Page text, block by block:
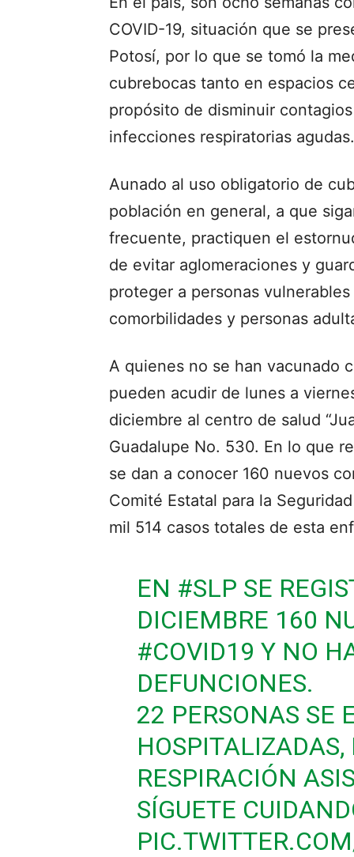
COVID-19, situación que se
Potosí, por lo que se tomó la
cubrebocas tanto en espacios
propósito de disminuir
infecciones respiratorias agudas.
Aunado al uso obligatorio de
población en general, a que
frecuente, practiquen el
de evitar aglomeraciones y
proteger a personas
comorbilidades y personas
A quienes no se han vacunado
pueden acudir de lunes a
diciembre al centro de salud
Guadalupe No. 530. En lo que
se dan a conocer 160 nuevos
Comité Estatal para la
mil 514 casos totales de esta
EN #SLP SE
DICIEMBRE 160
#COVID19 Y NO
DEFUNCIONES.
22 PERSONAS SE
RESPIRACIÓN
SÍGUETE